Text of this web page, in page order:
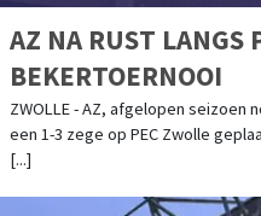
AZ NA RUST LANGS
BEKERTOERNOOI
ZWOLLE - AZ, afgelopen
een 1-3 zege op PEC Zwolle
[...]